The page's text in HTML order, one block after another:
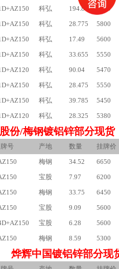
科弘 194.8
5700
科弘 28.775
5800
科弘 17.49
5600
科弘 33.655
5550
科弘 90.04
5470
科弘 28.475
5550
科弘 39.785
5450
科弘 28.325 5380
份/梅钢镀铝锌部分现货
牌号 产地 数量
挂牌价
梅钢 34.52
6650
宝股 7.97
6200
梅钢 33.75
6450
宝股 9.09
5600
宝股 6.28
5600
梅钢 8.59 5300
烨辉中国镀铝锌部分现